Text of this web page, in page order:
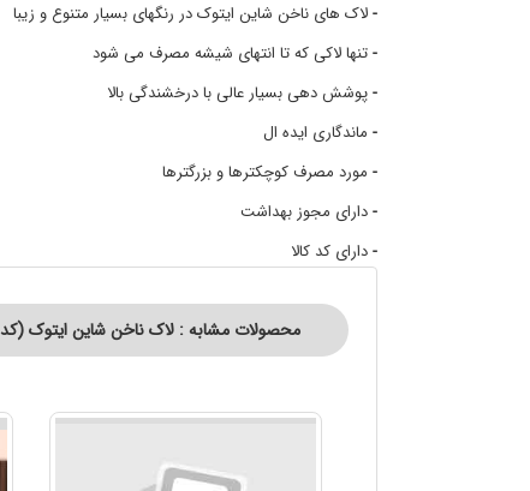
-لاک های ناخن شاین ایتوک در رنگهای بسیار متنوع و زیبا
-تنها لاکی که تا انتهای شیشه مصرف می شود
-پوشش دهی بسیار عالی با درخشندگی بالا
- ماندگاری ایده ال
- مورد مصرف کوچکترها و بزرگترها
-دارای مجوز بهداشت
-دارای کد کالا
محصولات مشابه : لاک ناخن شاین ایتوک (کد 43)